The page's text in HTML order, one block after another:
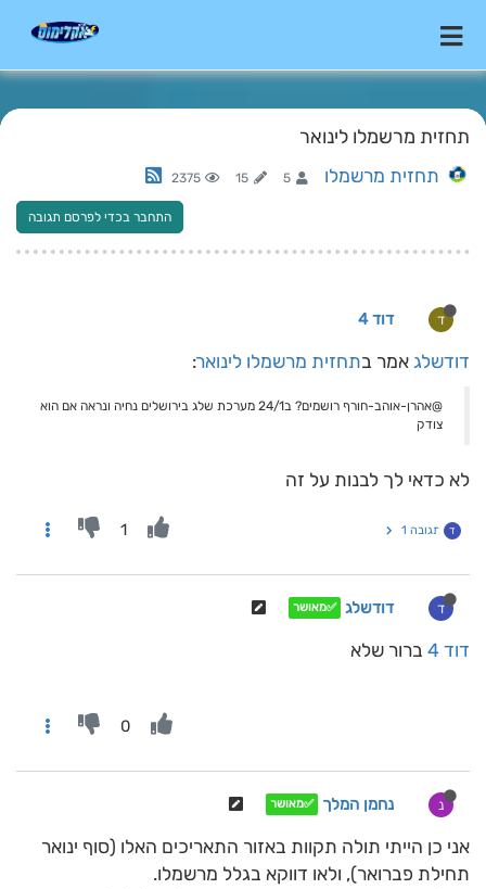
תחזית מרשמלו לינואר
תחזית מרשמלו 5
15
2375
התחבר בכדי לפרסם תגובה
ד דוד 4
דודשלג אמר בתחזית מרשמלו לינואר:
@אהרן-אוהב-חורף רושמים? ב24/1 מערכת שלג בירושלים נחיה ונראה אם הוא
צודק
לא כדאי לך לבנות על זה
ד תגובה 1 1
ד דודשלג ✅מאושר
דוד 4 ברור שלא
0
נ נחמן המלך ✅מאושר
אני כן הייתי תולה תקוות באזור התאריכים האלו (סוף ינואר
תחילת פברואר), ולאו דווקא בגלל מרשמלו.